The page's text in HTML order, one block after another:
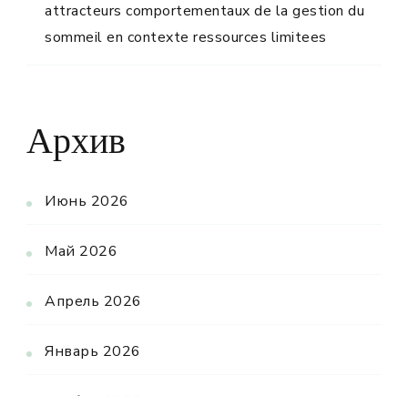
attracteurs comportementaux de la gestion du
sommeil en contexte ressources limitees
Архив
Июнь 2026
Май 2026
Апрель 2026
Январь 2026